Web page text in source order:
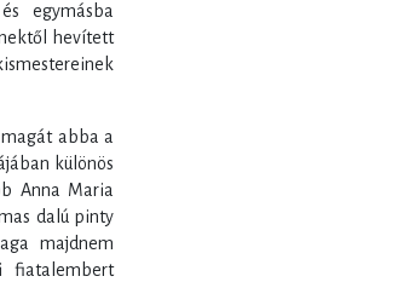
egymásba
hevített
abba a
különös
Anna Maria
dalú pinty
majdnem
fiatalembert